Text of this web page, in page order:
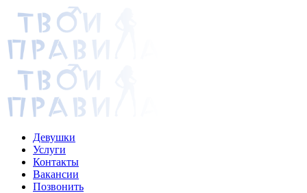
Девушки
Услуги
Контакты
Вакансии
Позвонить